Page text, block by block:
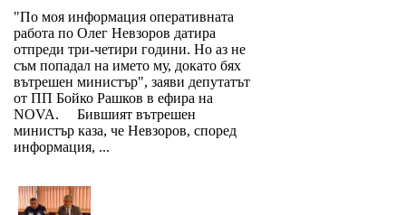
"По моя информация оперативната
работа по Олег Невзоров датира
отпреди три-четири години. Но аз не
съм попадал на името му, докато бях
вътрешен министър", заяви депутатът
от ПП Бойко Рашков в ефира на
NOVA. Бившият вътрешен
министър каза, че Невзоров, според
информация, ...